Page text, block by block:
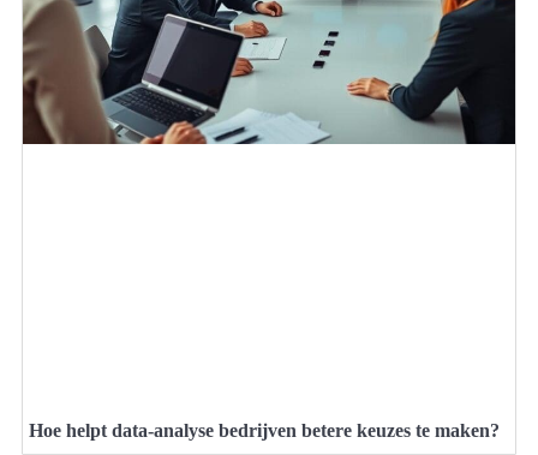
Hoe helpt data-analyse bedrijven betere keuzes te maken?